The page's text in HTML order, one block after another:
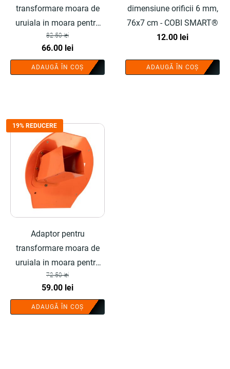
transformare moara de
uruiala in moara pentru
fructe si legume,
portocaliu - COBI
SMART®
82.50lei
Prețul
inițial
a
66.00 leiPrețul
curent
este:
ADAUGĂ ÎN COȘ
dimensiune orificii 6 mm,
76x7 cm - COBI SMART®
12.00 lei
ADAUGĂ ÎN COȘ
19% REDUCERE
Adaptor pentru
transformare moara de
uruiala in moara pentru
furaje, portocaliu - COBI
SMART®
72.50lei
Prețul
inițial
a
59.00 leiPrețul
curent
este:
ADAUGĂ ÎN COȘ